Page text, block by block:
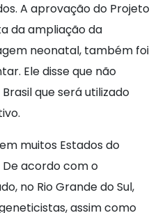
A aprovação do Projeto
da ampliação da
neonatal, também foi
Ele disse que não
que será utilizado
muitos Estados do
De acordo com o
no Rio Grande do Sul,
assim como